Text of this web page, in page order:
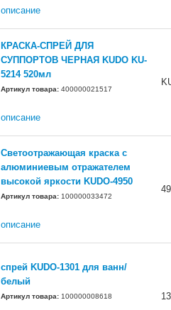
описание
КРАСКА-СПРЕЙ ДЛЯ
СУППОРТОВ ЧЕРНАЯ KUDO KU-
5214 520мл
Артикул товара: 400000021517
описание
Светоотражающая краска с
алюминиевым отражателем
высокой яркости KUDO-4950
Артикул товара: 100000033472
описание
спрей KUDO-1301 для ванн/
белый
Артикул товара: 100000008618